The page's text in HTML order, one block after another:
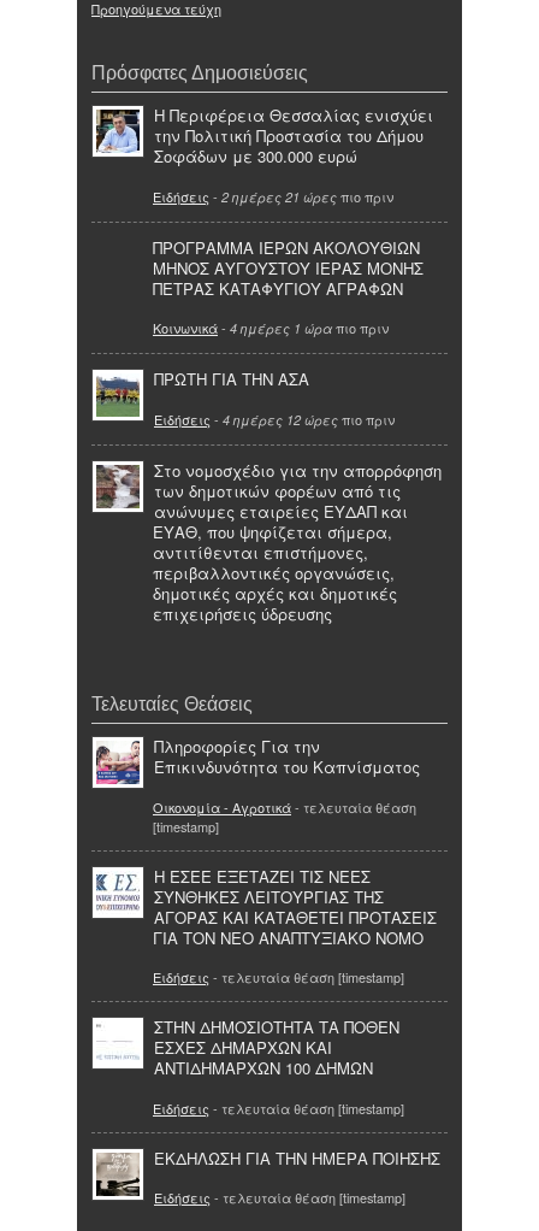
Προηγούμενα τεύχη
Πρόσφατες Δημοσιεύσεις
Η Περιφέρεια Θεσσαλίας ενισχύει
την Πολιτική Προστασία του Δήμου
Σοφάδων με 300.000 ευρώ
Ειδήσεις - 2 ημέρες 21 ώρες πιο πριν
ΠΡΟΓΡΑΜΜΑ ΙΕΡΩΝ ΑΚΟΛΟΥΘΙΩΝ
ΜΗΝΟΣ ΑΥΓΟΥΣΤΟΥ ΙΕΡΑΣ ΜΟΝΗΣ
ΠΕΤΡΑΣ ΚΑΤΑΦΥΓΙΟΥ ΑΓΡΑΦΩΝ
Κοινωνικά- 4 ημέρες 1 ώρα πιο πριν
ΠΡΩΤΗ ΓΙΑ ΤΗΝ ΑΣΑ
Ειδήσεις - 4 ημέρες 12 ώρες πιο πριν
Στο νομοσχέδιο για την απορρόφηση
των δημοτικών φορέων από τις
ανώνυμες εταιρείες ΕΥΔΑΠ και
ΕΥΑΘ, που ψηφίζεται σήμερα,
αντιτίθενται επιστήμονες,
περιβαλλοντικές οργανώσεις,
δημοτικές αρχές και δημοτικές
επιχειρήσεις ύδρευσης
Τελευταίες Θεάσεις
Πληροφορίες Για την
Επικινδυνότητα του Καπνίσματος
Οικονομία - Αγροτικά- τελευταία θέαση
[timestamp]
Η ΕΣΕΕ ΕΞΕΤΑΖΕΙ ΤΙΣ ΝΕΕΣ
ΣΥΝΘΗΚΕΣ ΛΕΙΤΟΥΡΓΙΑΣ ΤΗΣ
ΑΓΟΡΑΣ ΚΑΙ ΚΑΤΑΘΕΤΕΙ ΠΡΟΤΑΣΕΙΣ
ΓΙΑ ΤΟΝ ΝΕΟ ΑΝΑΠΤΥΞΙΑΚΟ ΝΟΜΟ
Ειδήσεις - τελευταία θέαση [timestamp]
ΣΤΗΝ ΔΗΜΟΣΙΟΤΗΤΑ ΤΑ ΠΟΘΕΝ
ΕΣΧΕΣ ΔΗΜΑΡΧΩΝ ΚΑΙ
ΑΝΤΙΔΗΜΑΡΧΩΝ 100 ΔΗΜΩΝ
Ειδήσεις - τελευταία θέαση [timestamp]
ΕΚΔΗΛΩΣΗ ΓΙΑ ΤΗΝ ΗΜΕΡΑ ΠΟΙΗΣΗΣ
Ειδήσεις - τελευταία θέαση [timestamp]